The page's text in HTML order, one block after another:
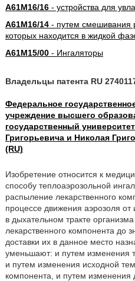
A61M16/16- устройства для
A61M16/14- путем смешивания
которых находится в жидкой
A61M15/00- Ингаляторы
Владельцы патента RU
Федеральное
учреждение высшего
государственный
Григорьевича и Николая
(RU)
Изобретение относится к
способу теплоаэрозольной
распыление лекарственного
процессе движения аэрозоля от
в дыхательном тракте
лекарственного компонента до
доставки их в данное место
уменьшают: и путем изменения
и путем изменения исходной
компонента, и путем изменения